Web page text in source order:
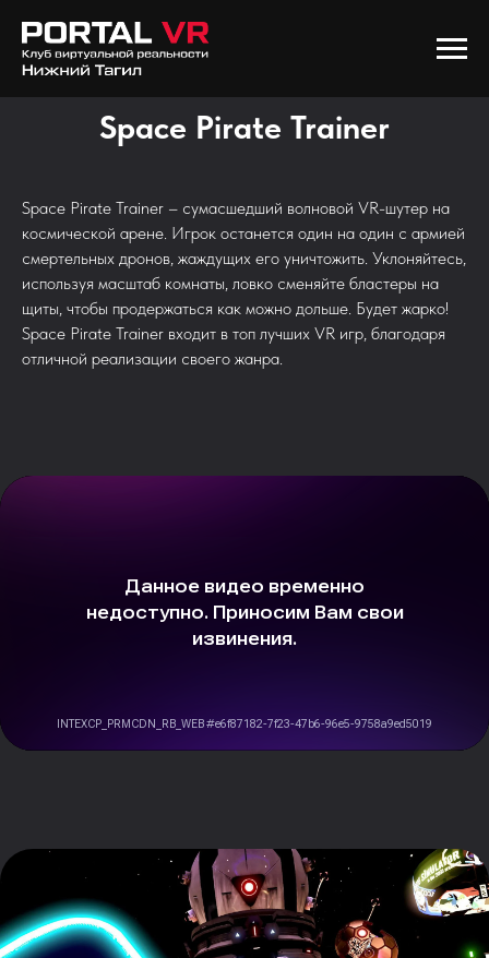
Space Pirate Trainer
Space Pirate Trainer – сумасшедший волновой VR-шутер на
космической арене. Игрок останется один на один с армией
смертельных дронов, жаждущих его уничтожить. Уклоняйтесь,
используя масштаб комнаты, ловко сменяйте бластеры на
щиты, чтобы продержаться как можно дольше. Будет жарко!
Space Pirate Trainer входит в топ лучших VR игр, благодаря
отличной реализации своего жанра.